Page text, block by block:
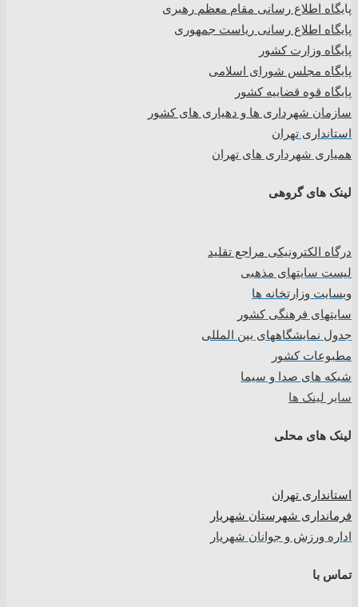
پایگاه اطلاع رسانی مقام معظم رهبری
پایگاه اطلاع رسانی ریاست جمهوری
پایگاه وزارت کشور
پایگاه مجلس شورای اسلامی
پایگاه قوه قضاییه کشور
سازمان شهرداری ها و دهیاری های کشور
استانداری تهران
همیاری شهرداری های تهران
لینک های گروهی
درگاه الکترونیکی مراجع تقلید
لیست سایتهای مذهبی
وبسایت وزارتخانه ها
سایتهای فرهنگی کشور
جدول نمایشگاههای بین المللی
مطبوعات کشور
شبکه های صدا و سیما
سایر لینک ها
لینک های محلی
استانداری تهران
فرمانداری شهرستان شهریار
اداره ورزش و جوانان شهریار
تماس با